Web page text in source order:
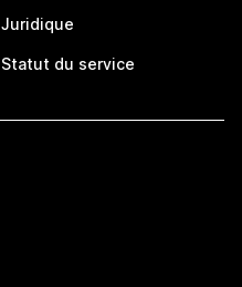
Juridique
Statut du service